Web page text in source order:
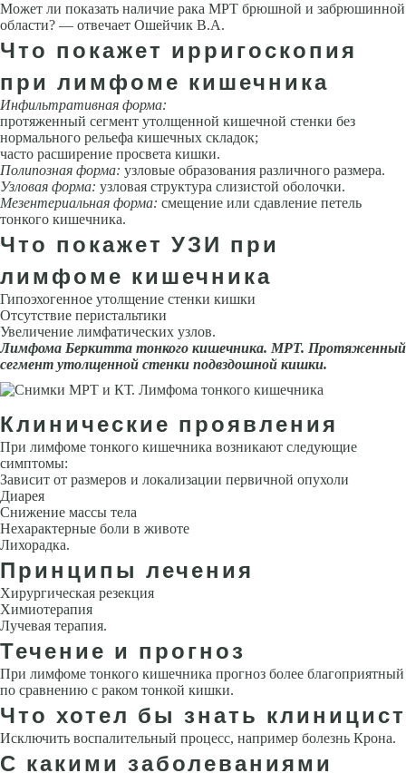
Может ли показать наличие рака МРТ брюшной и забрюшинной
области? — отвечает Ошейчик В.А.
Что покажет ирригоскопия
при лимфоме кишечника
Инфильтративная форма:
протяженный сегмент утолщенной кишечной стенки без
нормального рельефа кишечных складок;
часто расширение просвета кишки.
Полипозная форма: узловые образования различного размера.
Узловая форма: узловая структура слизистой оболочки.
Мезентериальная форма: смещение или сдавление петель
тонкого кишечника.
Что покажет УЗИ при
лимфоме кишечника
Гипоэхогенное утолщение стенки кишки
Отсутствие перистальтики
Увеличение лимфатических узлов.
Лимфома Беркитта тонкого кишечника. МРТ. Протяженный
сег­мент утолщенной стенки подвздошной кишки.
Клинические проявления
При лимфоме тонкого кишечника возникают следующие
симптомы:
Зависит от размеров и локализации первичной опухоли
Диарея
Снижение массы тела
Нехарактерные боли в животе
Лихорадка.
Принципы лечения
Хирургическая резекция
Химиотерапия
Лучевая терапия.
Течение и прогноз
При лимфоме тонкого кишечника прогноз более благоприятный
по сравнению с раком тонкой кишки.
Что хотел бы знать клиницист
Исключить воспалительный процесс, например болезнь Крона.
С какими заболеваниями